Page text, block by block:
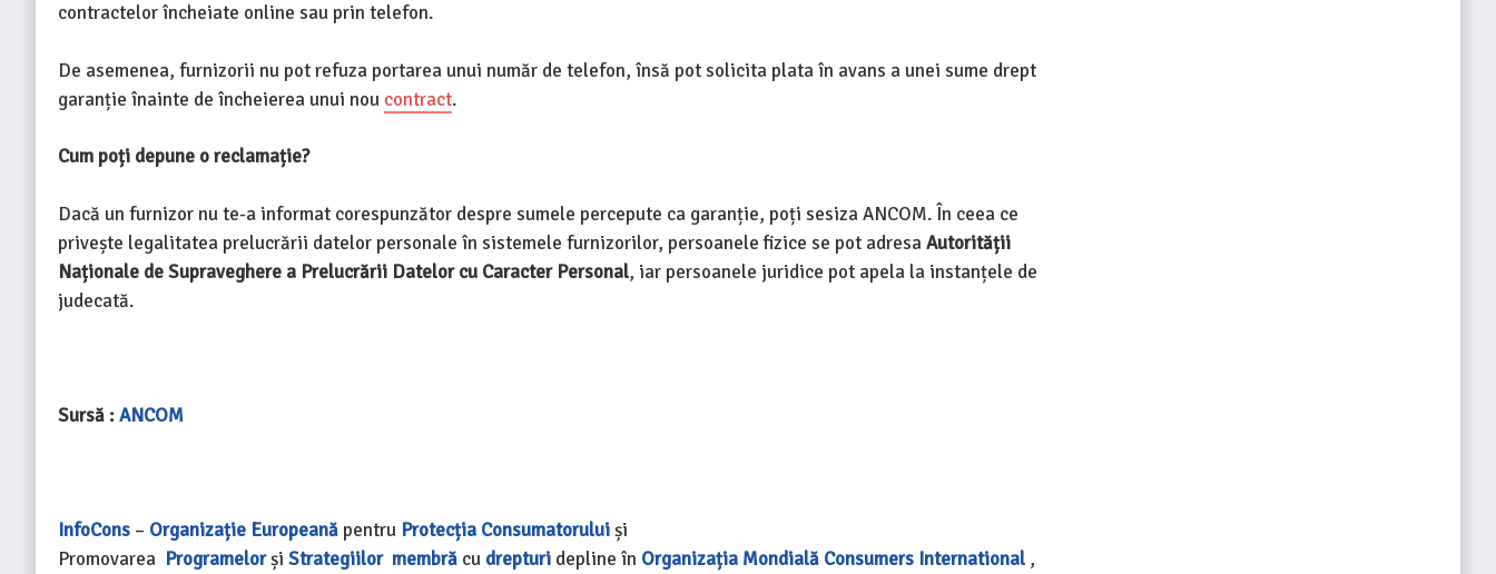
contractelor încheiate online sau prin telefon.
De asemenea, furnizorii nu pot refuza portarea unui număr de telefon, însă pot solicita plata în avans a unei sume drept
garanție înainte de încheierea unui nou contract.
Cum poți depune o reclamație?
Dacă un furnizor nu te-a informat corespunzător despre sumele percepute ca garanție, poți sesiza ANCOM. În ceea ce
privește legalitatea prelucrării datelor personale în sistemele furnizorilor, persoanele fizice se pot adresa Autorității
Naționale de Supraveghere a Prelucrării Datelor cu Caracter Personal, iar persoanele juridice pot apela la instanțele de
judecată.
Sursă :ANCOM
InfoCons – Organizație Europeană pentru Protecția Consumatoruluiși
Promovarea Programelorși Strategiilor membră cu drepturi depline în Organizația Mondială Consumers International ,